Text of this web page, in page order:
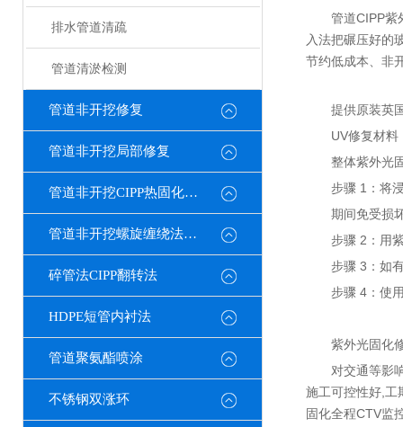
排水管道清疏
管道清淤检测
管道非开挖修复
管道非开挖局部修复
管道非开挖CIPP热固化修复
管道非开挖螺旋缠绕法修复
碎管法CIPP翻转法
HDPE短管内衬法
管道聚氨酯喷涂
不锈钢双涨环
管道CIPP紫
入法把碾压好的
节约低成本、非
提供原装英
UV修复材料
整体紫外光
步骤 1：将
期间免受损
步骤 2：用
步骤 3：如
步骤 4：使
紫外光固化
对交通等影
施工可控性好,工
固化全程CTV监